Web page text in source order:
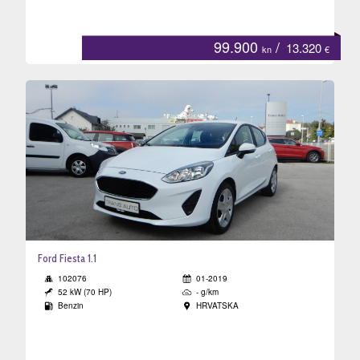
99.900 kn / 13.320 €
Ford Fiesta 1.1
102076
01-2019
52 kW (70 HP)
- g/km
Benzin
HRVATSKA